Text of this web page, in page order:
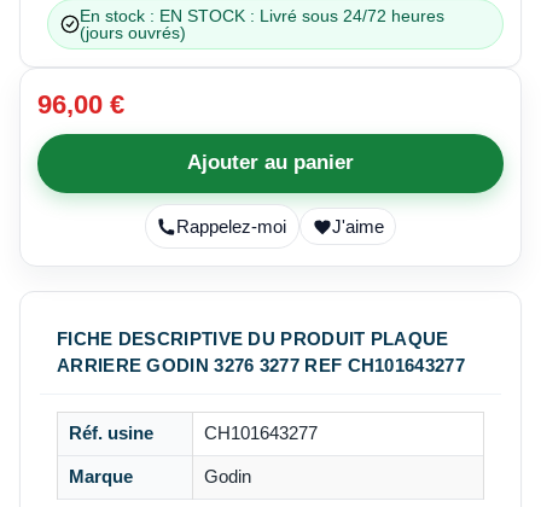
En stock : EN STOCK : Livré sous 24/72 heures
(jours ouvrés)
96,00 €
Ajouter au panier
Rappelez-moi J'aime
FICHE DESCRIPTIVE DU PRODUIT PLAQUE
ARRIERE GODIN 3276 3277 REF CH101643277
Réf. usine CH101643277
Marque Godin